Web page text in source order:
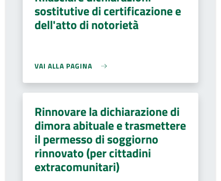
sostitutive di certificazione e
dell'atto di notorietà
VAI ALLA PAGINA
Rinnovare la dichiarazione di
dimora abituale e trasmettere
il permesso di soggiorno
rinnovato (per cittadini
extracomunitari)